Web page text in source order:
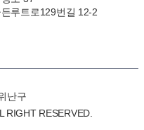
루트로129번길 12-2
난구
RIGHT RESERVED.